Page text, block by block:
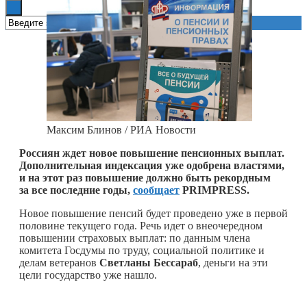
Максим Блинов / РИА Новости
Россиян ждет новое повышение пенсионных выплат.
Дополнительная индексация уже одобрена властями,
и на этот раз повышение должно быть рекордным
за все последние годы, сообщает PRIMPRESS.
Новое повышение пенсий будет проведено уже в первой
половине текущего года. Речь идет о внеочередном
повышении страховых выплат: по данным члена
комитета Госдумы по труду, социальной политике и
делам ветеранов Светланы Бессараб, деньги на эти
цели государство уже нашло.